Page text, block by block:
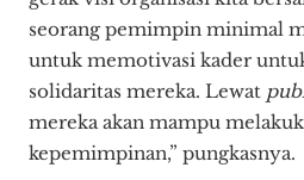
seorang pemimpin minimal
untuk memotivasi kader
solidaritas mereka. Lewat
mereka akan mampu
kepemimpinan,” pungkasnya.